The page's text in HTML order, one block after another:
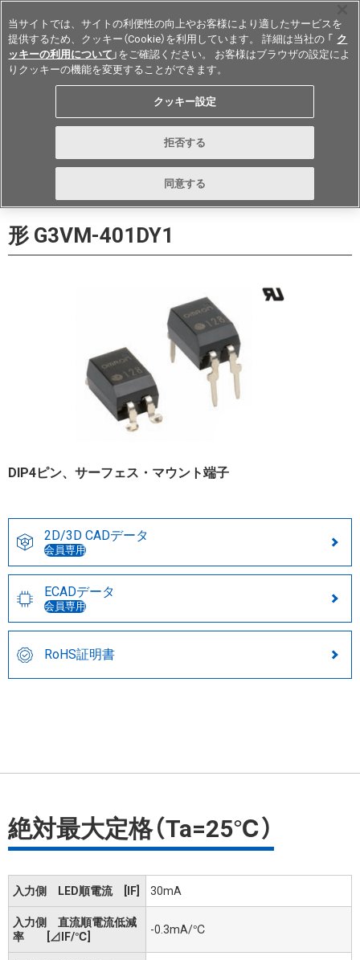
Japan
お問い合わせ
形 G3VM-401DY1
DIP4ピン、サーフェス・マウント端子
2D/3D CADデータ
会員専用
ECADデータ
会員専用
RoHS証明書
絶対最大定格（Ta=25℃）
入力側 LED順電流 [IF] 30mA
入力側 直流順電流低減
率 [⊿IF/℃]
-0.3mA/℃
当サイトでは、サイトの利便性の向上やお客様により適したサービスを
提供するため、クッキー（Cookie）を利用しています。 詳細は当社の 「 ク
ッキーの利用について 」をご確認ください。 お客様はブラウザの設定によ
りクッキーの機能を変更することができます。
クッキー設定
拒否する
同意する